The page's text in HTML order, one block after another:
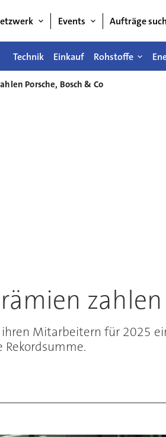
Events Aufträge
Technik Einkauf Rohstoffe
Porsche, Bosch & Co
Mitarbeitern für 2025